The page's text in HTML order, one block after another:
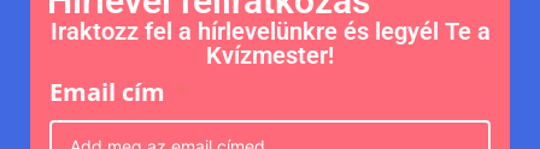
Iraktozz fel a hírlevelünkre és legyél Te a
Kvízmester!
Email cím